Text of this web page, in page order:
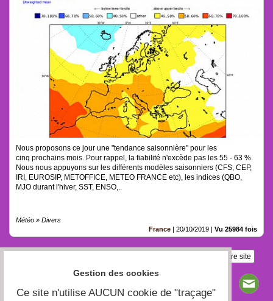
Nous proposons ce jour une "tendance saisonnière" pour les
cinq prochains mois. Pour rappel, la fiabilité n'excède pas les 55 - 63 %.
Nous nous appuyons sur les différents modèles saisonniers (CFS, CEP,
IRI, EUROSIP, METOFFICE, METEO FRANCE etc), les indices (QBO,
MJO durant l'hiver, SST, ENSO,..
Météo » Divers
France | 20/10/2019 | Vu 25984 fois
Insérez sur votre site
Gestion des cookies
Ce site n'utilise AUCUN cookie de "traçage"